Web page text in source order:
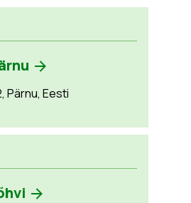
Pärnu, Eesti